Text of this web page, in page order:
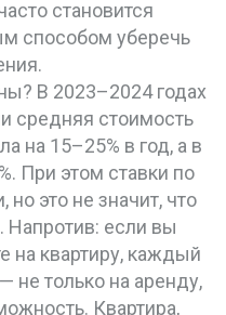
становится
способом уберечь
.
В 2023–2024 годах
средняя стоимость
на 15–25% в год, а в
При этом ставки по
это не значит, что
Напротив: если вы
на квартиру, каждый
не только на аренду,
Квартира,